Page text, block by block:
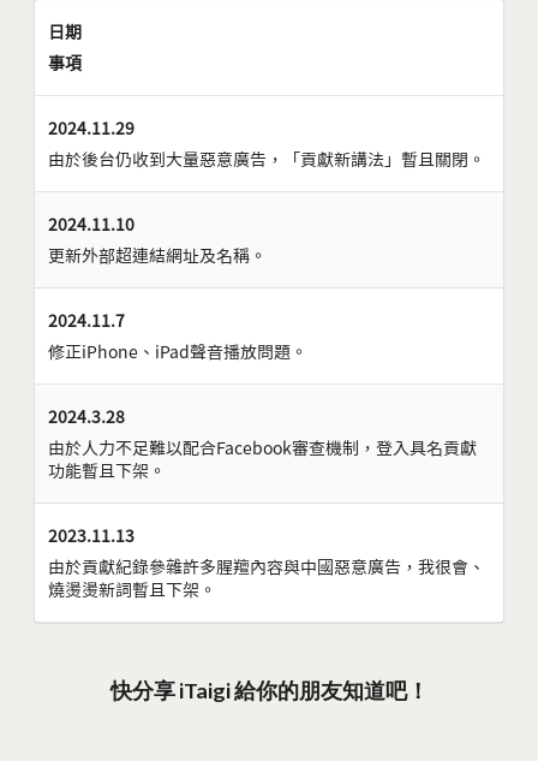
日期
事項
2024.11.29
由於後台仍收到大量惡意廣告，「貢獻新講法」暫且關閉。
2024.11.10
更新外部超連結網址及名稱。
2024.11.7
修正iPhone、iPad聲音播放問題。
2024.3.28
由於人力不足難以配合Facebook審查機制，登入具名貢獻
功能暫且下架。
2023.11.13
由於貢獻紀錄參雜許多腥羶內容與中國惡意廣告，我很會、
燒燙燙新詞暫且下架。
快分享 iTaigi 給你的朋友知道吧！